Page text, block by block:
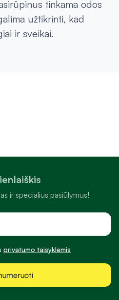
dėmesį ir į tai, kad
be agresyvių
, tokių kaip sulfatai ar
ir specialius pasiūlymus!
privatumo taisyklėmis